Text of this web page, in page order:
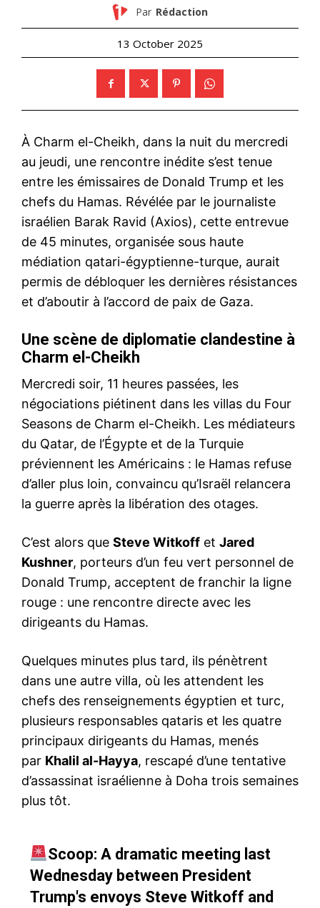
Par Rédaction
13 October 2025
À Charm el-Cheikh, dans la nuit du mercredi
au jeudi, une rencontre inédite s’est tenue
entre les émissaires de Donald Trump et les
chefs du Hamas. Révélée par le journaliste
israélien Barak Ravid (Axios), cette entrevue
de 45 minutes, organisée sous haute
médiation qatari-égyptienne-turque, aurait
permis de débloquer les dernières résistances
et d’aboutir à l’accord de paix de Gaza.
Une scène de diplomatie clandestine à
Charm el-Cheikh
Mercredi soir, 11 heures passées, les
négociations piétinent dans les villas du Four
Seasons de Charm el-Cheikh. Les médiateurs
du Qatar, de l’Égypte et de la Turquie
préviennent les Américains : le Hamas refuse
d’aller plus loin, convaincu qu’Israël relancera
la guerre après la libération des otages.
C’est alors que Steve Witkoff et Jared
Kushner, porteurs d’un feu vert personnel de
Donald Trump, acceptent de franchir la ligne
rouge : une rencontre directe avec les
dirigeants du Hamas.
Quelques minutes plus tard, ils pénètrent
dans une autre villa, où les attendent les
chefs des renseignements égyptien et turc,
plusieurs responsables qataris et les quatre
principaux dirigeants du Hamas, menés
par Khalil al-Hayya, rescapé d’une tentative
d’assassinat israélienne à Doha trois semaines
plus tôt.
Scoop: A dramatic meeting last
Wednesday between President
Trump's envoys Steve Witkoff and